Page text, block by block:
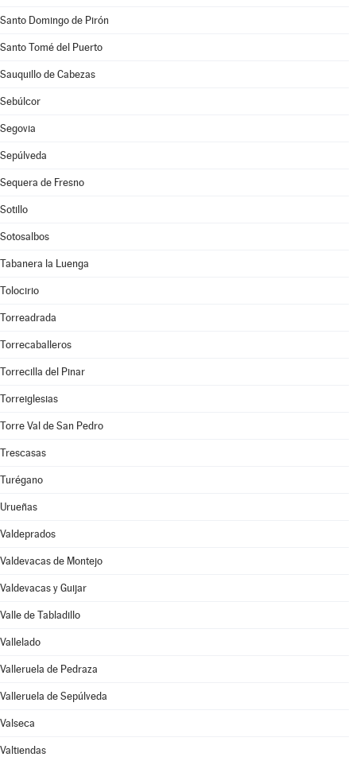
Santo Domingo de Pirón
Santo Tomé del Puerto
Sauquillo de Cabezas
Sebúlcor
Segovia
Sepúlveda
Sequera de Fresno
Sotillo
Sotosalbos
Tabanera la Luenga
Tolocirio
Torreadrada
Torrecaballeros
Torrecilla del Pinar
Torreiglesias
Torre Val de San Pedro
Trescasas
Turégano
Urueñas
Valdeprados
Valdevacas de Montejo
Valdevacas y Guijar
Valle de Tabladillo
Vallelado
Valleruela de Pedraza
Valleruela de Sepúlveda
Valseca
Valtiendas